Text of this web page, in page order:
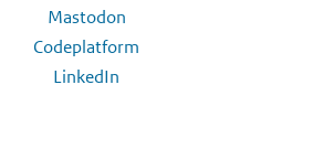
Mastodon
Codeplatform
LinkedIn